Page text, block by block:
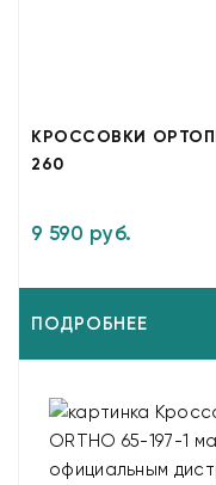
КРОССОВКИ
260
9 590 руб.
ПОДРОБНЕЕ